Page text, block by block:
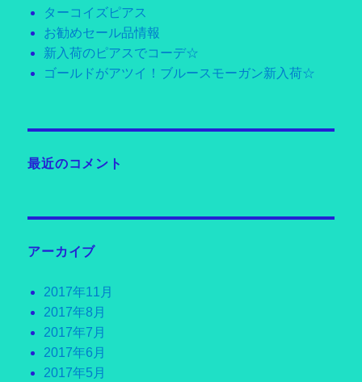
ターコイズピアス
お勧めセール品情報
新入荷のピアスでコーデ☆
ゴールドがアツイ！ブルースモーガン新入荷☆
最近のコメント
アーカイブ
2017年11月
2017年8月
2017年7月
2017年6月
2017年5月